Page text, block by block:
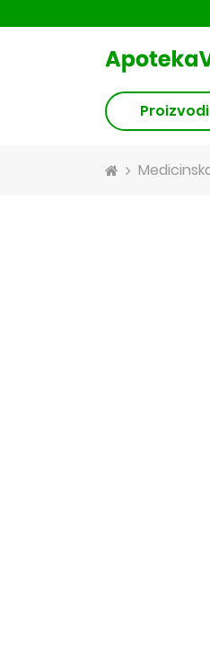
Proizvodi